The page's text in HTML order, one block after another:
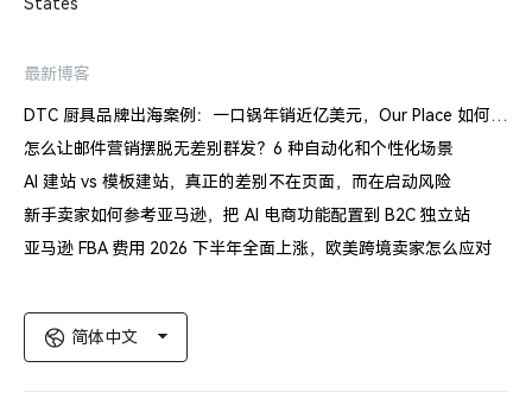
最新博客
DTC 厨具品牌出海案例：一口锅年销近亿美元，Our Place 如何建立信任体系
怎么让邮件营销摆脱无差别群发？6 种自动化和个性化场景
AI 建站 vs 模板建站，真正的差别不在页面，而在启动风险
新手卖家如何参考亚马逊，把 AI 电商功能配置到 B2C 独立站
亚马逊 FBA 费用 2026 下半年全面上涨，欧美跨境卖家怎么应对
简体中文